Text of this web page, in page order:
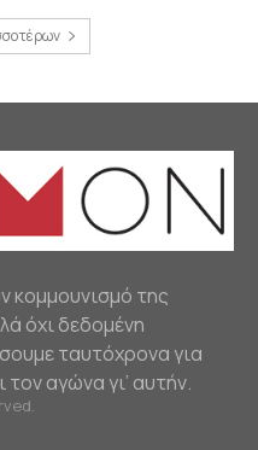
κομμουνισμό της
όχι δεδομένη
ταυτόχρονα για
αγώνα γι’ αυτήν.